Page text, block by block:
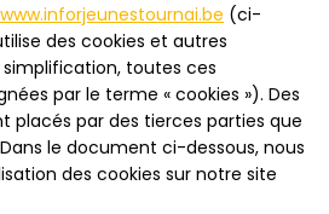
(ci-
des cookies et autres
toutes ces
par le terme « cookies »). Des
placés par des tierces parties que
le document ci-dessous, nous
des cookies sur notre site